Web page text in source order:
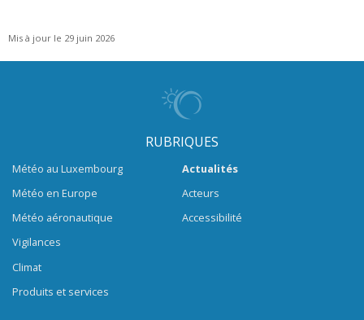
Mis à jour le 29 juin 2026
RUBRIQUES
Météo au Luxembourg
Météo en Europe
Météo aéronautique
Vigilances
Climat
Produits et services
Actualités
Acteurs
Accessibilité